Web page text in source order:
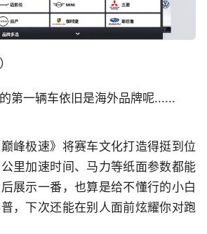
第一辆车依旧是海外品牌呢......
峰极速》将赛车文化打造得挺到位
里加速时间、马力等纸面参数都能
展示一番，也算是给不懂行的小白
，下次还能在别人面前炫耀你对跑